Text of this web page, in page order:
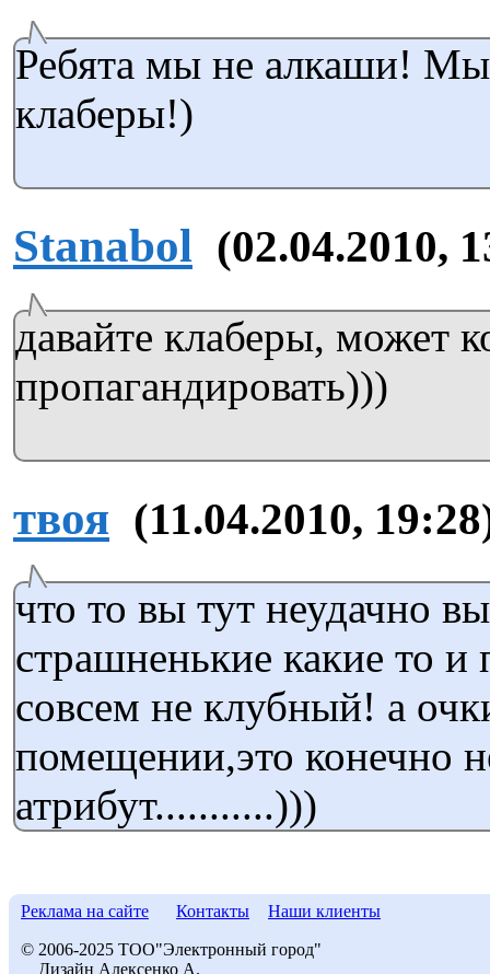
Ребята мы не алкаши! Мы
клаберы!)
Stanabol (02.04.2010,
давайте клаберы, может
пропагандировать)))
твоя (11.04.2010,
что то вы тут неудачно
страшненькие какие то и
совсем не клубный! а
помещении,это конечно
атрибут...........)))
Реклама на сайте Контакты Наши клиенты
© 2006-2025 ТОО"Электронный город"
Дизайн Алексенко А.